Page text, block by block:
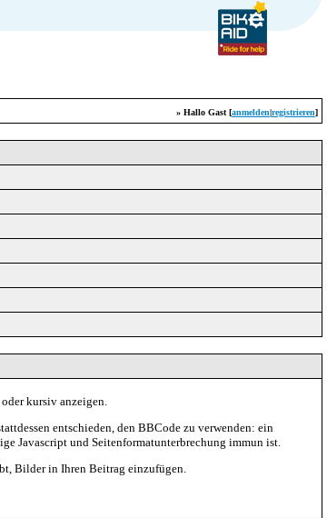
» Hallo Gast [anmelden|registrieren]
kursiv anzeigen.
entschieden, den BBCode zu verwenden: ein
Javascript und Seitenformatunterbrechung immun ist.
Bilder in Ihren Beitrag einzufügen.